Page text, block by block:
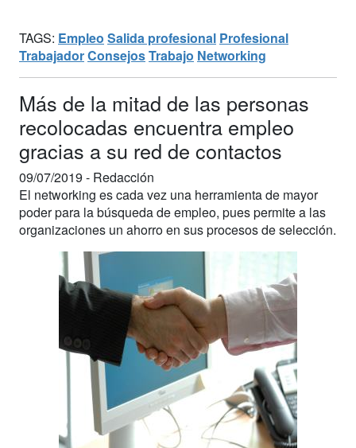
TAGS: Empleo Salida profesional Profesional
TrabajadorConsejosTrabajo Networking
Más de la mitad de las personas
recolocadas encuentra empleo
gracias a su red de contactos
09/07/2019 - Redacción
El networking es cada vez una herramienta de mayor
poder para la búsqueda de empleo, pues permite a las
organizaciones un ahorro en sus procesos de selección.